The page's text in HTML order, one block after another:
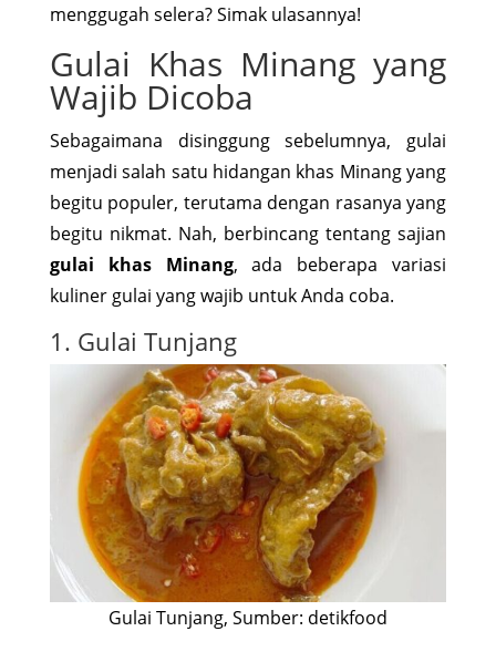
menggugah selera? Simak ulasannya!
Gulai Khas Minang yang
Wajib Dicoba
Sebagaimana disinggung sebelumnya, gulai
menjadi salah satu hidangan khas Minang yang
begitu populer, terutama dengan rasanya yang
begitu nikmat. Nah, berbincang tentang sajian
gulai khas Minang, ada beberapa variasi
kuliner gulai yang wajib untuk Anda coba.
1. Gulai Tunjang
Gulai Tunjang, Sumber: detikfood